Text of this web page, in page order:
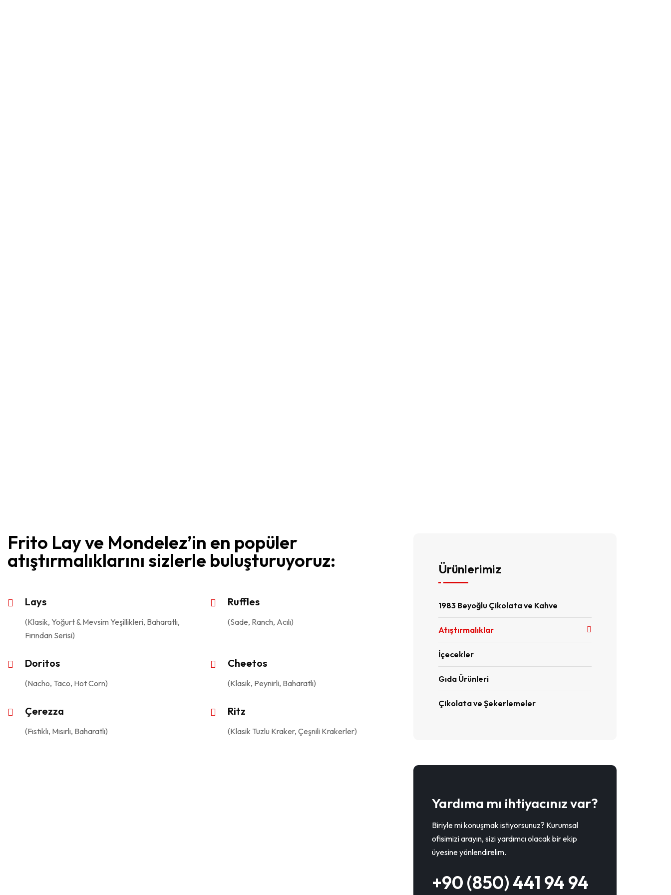
Frito Lay ve Mondelez’in en popüler
atıştırmalıklarını sizlerle buluşturuyoruz:
Lays
(Klasik, Yoğurt & Mevsim Yeşillikleri, Baharatlı,
Fırından Serisi)
Ruffles
(Sade, Ranch, Acılı)
Doritos
(Nacho, Taco, Hot Corn)
Cheetos
(Klasik, Peynirli, Baharatlı)
Çerezza
(Fıstıklı, Mısırlı, Baharatlı)
Ritz
(Klasik Tuzlu Kraker, Çeşnili Krakerler)
Ürünlerimiz
1983 Beyoğlu Çikolata ve Kahve
Atıştırmalıklar
İçecekler
Gıda Ürünleri
Çikolata ve Şekerlemeler
Yardıma mı ihtiyacınız var?
Biriyle mi konuşmak istiyorsunuz? Kurumsal
ofisimizi arayın, sizi yardımcı olacak bir ekip
üyesine yönlendirelim.
+90 (850) 441 94 94